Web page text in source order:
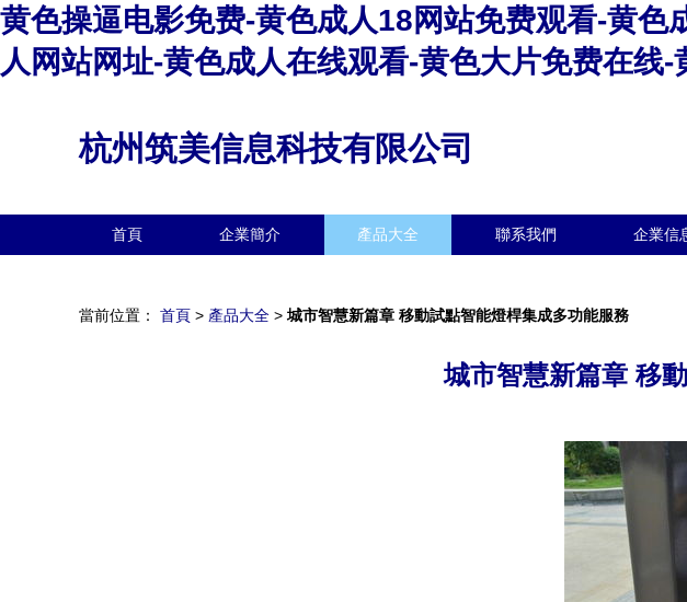
黄色操逼电影免费-黄色成人18网站免费观看-黄
人网站网址-黄色成人在线观看-黄色大片免费在线
杭州筑美信息科技有限公司
首頁 企業簡介 產品大全 聯系我們 企業信
當前位置： 首頁 > 產品大全 > 城市智慧新篇章 移動試點智能燈桿集成多功能服務
城市智慧新篇章 移